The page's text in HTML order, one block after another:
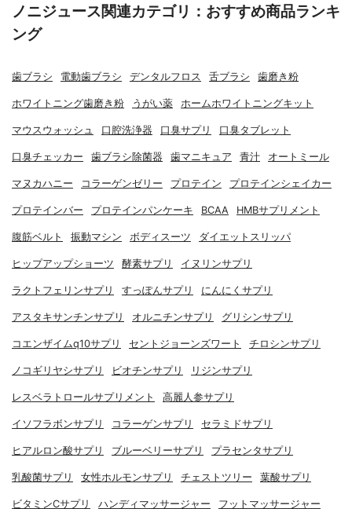
ノニジュース関連カテゴリ：おすすめ商品ランキ
ング
歯ブラシ 電動歯ブラシ デンタルフロス 舌ブラシ 歯磨き粉
ホワイトニング歯磨き粉 うがい薬 ホームホワイトニングキット
マウスウォッシュ 口腔洗浄器 口臭サプリ 口臭タブレット
口臭チェッカー 歯ブラシ除菌器 歯マニキュア 青汁 オートミール
マヌカハニー コラーゲンゼリー プロテイン プロテインシェイカー
プロテインバー プロテインパンケーキ BCAA HMBサプリメント
腹筋ベルト 振動マシン ボディスーツ ダイエットスリッパ
ヒップアップショーツ 酵素サプリ イヌリンサプリ
ラクトフェリンサプリ すっぽんサプリ にんにくサプリ
アスタキサンチンサプリ オルニチンサプリ グリシンサプリ
コエンザイムq10サプリ セントジョーンズワート チロシンサプリ
ノコギリヤシサプリ ビオチンサプリ リジンサプリ
レスベラトロールサプリメント 高麗人参サプリ
イソフラボンサプリ コラーゲンサプリ セラミドサプリ
ヒアルロン酸サプリ ブルーベリーサプリ プラセンタサプリ
乳酸菌サプリ 女性ホルモンサプリ チェストツリー 葉酸サプリ
ビタミンCサプリ ハンディマッサージャー フットマッサージャー